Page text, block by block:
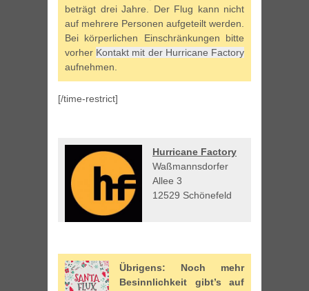
beträgt drei Jahre. Der Flug kann nicht
auf mehrere Personen aufgeteilt werden.
Bei körperlichen Einschränkungen bitte
vorher Kontakt mit der Hurricane Factory
aufnehmen.
[/time-restrict]
Hurricane Factory
Waßmannsdorfer
Allee 3
12529 Schönefeld
Übrigens: Noch mehr
Besinnlichkeit gibt’s auf